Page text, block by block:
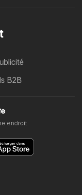
B2B
endroit